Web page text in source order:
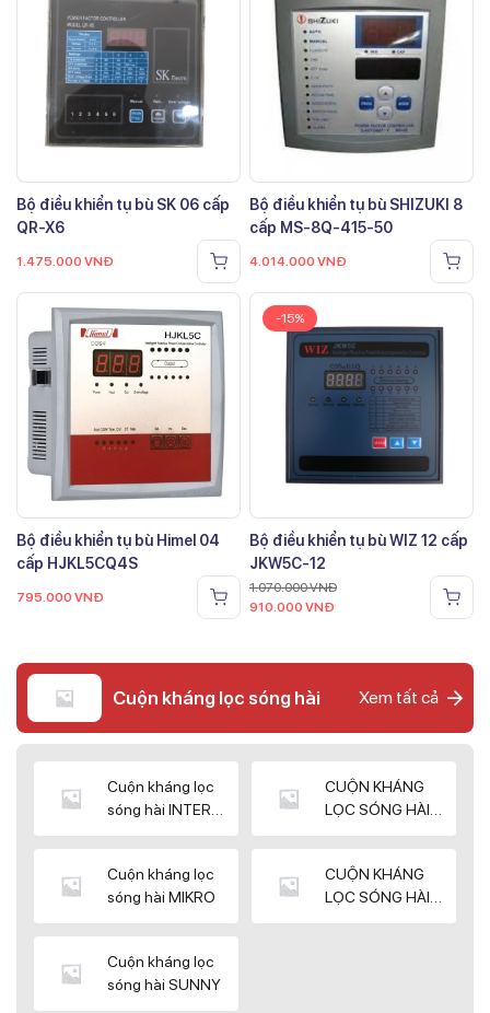
Bộ điều khiển tụ bù SK 06 cấp
QR-X6
1.475.000 VNĐ
Bộ điều khiển tụ bù SHIZUKI 8
cấp MS-8Q-415-50
4.014.000 VNĐ
Bộ điều khiển tụ bù Himel 04
cấp HJKL5CQ4S
795.000 VNĐ
-15%
Bộ điều khiển tụ bù WIZ 12 cấp
JKW5C-12
1.070.000VNĐ
910.000 VNĐ
Cuộn kháng lọc sóng hài Xem tất cả
Cuộn kháng lọc
sóng hài INTER
CUỘN KHÁNG
LỌC SÓNG HÀI
Cuộn kháng lọc
sóng hài MIKRO
CUỘN KHÁNG
LỌC SÓNG HÀI
Cuộn kháng lọc
sóng hài SUNNY